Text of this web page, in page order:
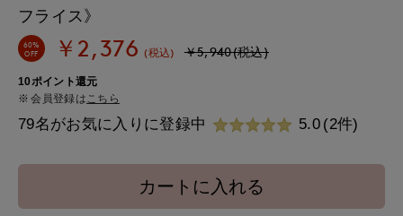
フライス》
60%
OFF
￥2,376 (税込) ￥5,940(税込)
10ポイント還元
会員登録は こちら
79名がお気に入りに登録中 5.0 (2件)
カートに入れる